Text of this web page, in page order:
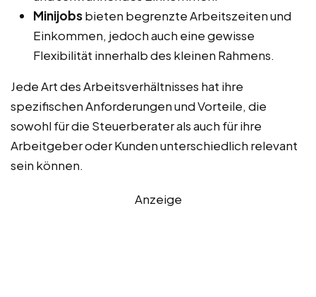
Minijobsbieten begrenzte Arbeitszeiten und
Einkommen, jedoch auch eine gewisse
Flexibilität innerhalb des kleinen Rahmens.
Jede Art des Arbeitsverhältnisses hat ihre
spezifischen Anforderungen und Vorteile, die
sowohl für die Steuerberater als auch für ihre
Arbeitgeber oder Kunden unterschiedlich relevant
sein können.
Anzeige